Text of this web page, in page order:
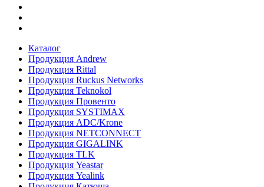
Каталог
Продукция Andrew
Продукция Rittal
Продукция Ruckus Networks
Продукция Teknokol
Продукция Провенто
Продукция SYSTIMAX
Продукция ADC/Krone
Продукция NETCONNECT
Продукция GIGALINK
Продукция TLK
Продукция Yeastar
Продукция Yealink